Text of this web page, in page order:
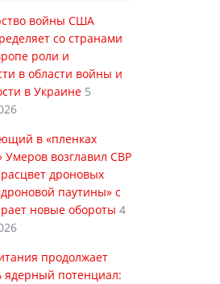
войны США
со странами
роли и
в области войны и
в Украине 5
в «пленках
возглавил СВР
дроновых
паутины» с
новые обороты 4
продолжает
ядерный потенциал: